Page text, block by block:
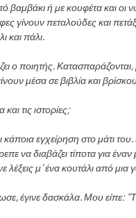
βαμβάκι ή με κουφέτα και
γίνουν πεταλούδες και
και πάλι.
ο ποιητής.
μέσα σε βιβλία και
τις ιστορίες;
εγχείρηση στο μάτι
να διαβάζει τίποτα για
λέξεις μ’ ένα κουτάλι από
έγινε δασκάλα. Μου είπε: